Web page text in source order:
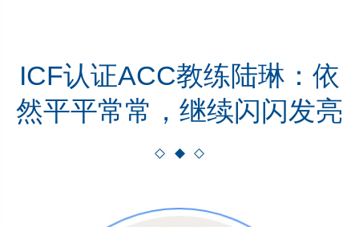
ICF认证ACC教练陆琳：依
然平平常常，继续闪闪发亮